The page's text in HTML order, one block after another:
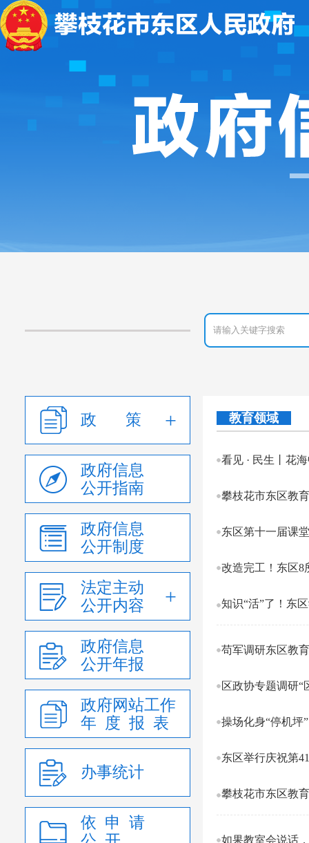
政 策
政府信息
公开指南
政府信息
公开制度
法定主动
公开内容
政府信息
公开年报
政府网站工作
年 度 报 表
办事统计
依 申 请
教育领域
看见 · 民生丨花
攀枝花市东区教
东区第十一届课
改造完工！东区8
知识“活”了！东
苟军调研东区教
区政协专题调研“
操场化身“停机坪
东区举行庆祝第
攀枝花市东区教
如果教室会说话